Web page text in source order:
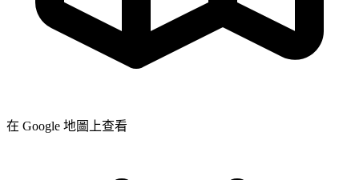
在 Google 地圖上查看